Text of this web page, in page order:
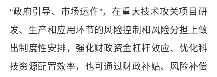
“政府引导、市场运作”，在重大技术攻关项目研
发、生产和应用环节的风险控制和风险分担上做
出制度性安排，强化财政资金杠杆效应、优化科
技资源配置效率，也可通过财政补贴、风险补偿